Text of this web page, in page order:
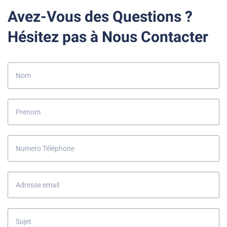
Avez-Vous des Questions ?
Hésitez pas à Nous Contacter